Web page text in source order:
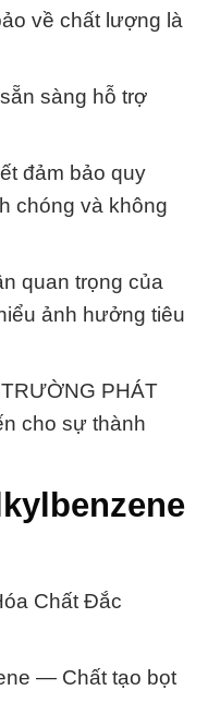
về chất lượng là
sàng hỗ trợ
đảm bảo quy
chóng và không
quan trọng của
ảnh hưởng tiêu
PHÁT
cho sự thành
Chất Đắc
— Chất tạo bọt